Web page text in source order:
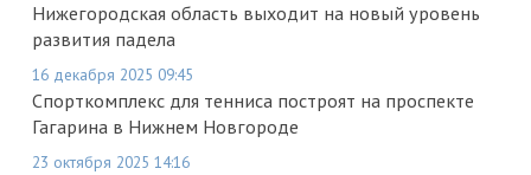
Нижегородская область выходит на новый уровень
развития падела
16 декабря 2025 09:45
Спорткомплекс для тенниса построят на проспекте
Гагарина в Нижнем Новгороде
23 октября 2025 14:16